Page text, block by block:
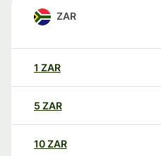
ZAR
1 ZAR
5 ZAR
10ZAR